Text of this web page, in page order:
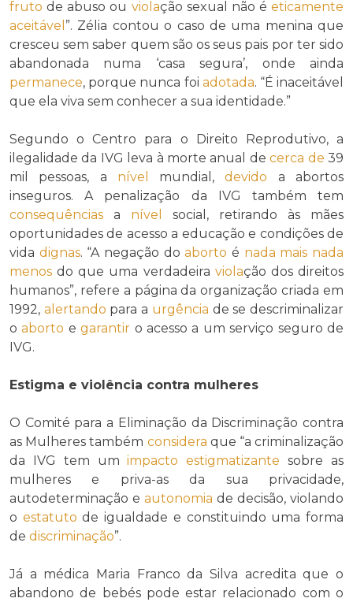
fruto de abuso ou violação sexual não é eticamente
aceitável ”. Zélia contou o caso de uma menina que
cresceu sem saber quem são os seus pais por ter sido
abandonada numa ‘casa segura’, onde ainda
permanece, porque nunca foi adotada. “É inaceitável
que ela viva sem conhecer a sua identidade.”
Segundo o Centro para o Direito Reprodutivo, a
ilegalidade da IVG leva à morte anual decerca de 39
mil pessoas, a nível mundial,devido a abortos
inseguros. A penalização da IVG também tem
consequências a nível
social, retirando às mães
oportunidades de acesso a educação e condições de
vida dignas. “A negação doaborto é nada mais nada
menos do que uma verdadeira violação dos direitos
humanos”, refere a página da organização criada em
1992, alertando para a urgência de se descriminalizar
oaborto egarantir o acesso a um serviço seguro de
IVG.
Estigma e violência contra mulheres
O Comité para a Eliminação da Discriminação contra
as Mulheres também considera que “a criminalização
da IVG tem umimpacto estigmatizante sobre as
mulheres e priva-as da sua privacidade,
autodeterminação e autonomia de decisão, violando
o estatuto de igualdade e constituindo uma forma
de discriminação”.
Já a médica Maria Franco da Silva acredita que o
abandono de bebés pode estar relacionado com o